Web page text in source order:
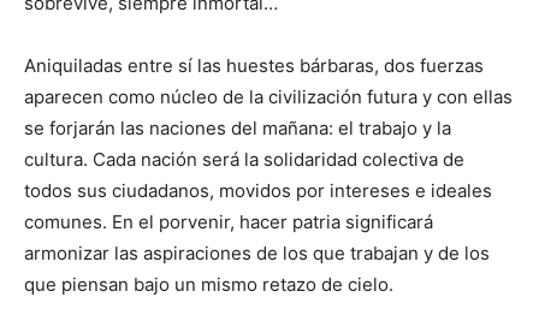
Aniquiladas entre sí las huestes bárbaras, dos fuerzas
aparecen como núcleo de la civilización futura y con ellas
se forjarán las naciones del mañana: el trabajo y la
cultura. Cada nación será la solidaridad colectiva de
todos sus ciudadanos, movidos por intereses e ideales
comunes. En el porvenir, hacer patria significará
armonizar las aspiraciones de los que trabajan y de los
que piensan bajo un mismo retazo de cielo.